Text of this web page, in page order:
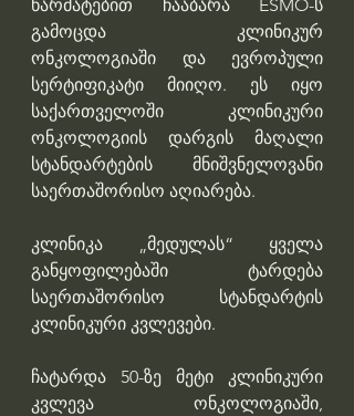
წარმატებით ჩააბარა ESMO-ს
გამოცდა კლინიკურ
ონკოლოგიაში და ევროპული
სერტიფიკატი მიიღო. ეს იყო
საქართველოში კლინიკური
ონკოლოგიის დარგის მაღალი
სტანდარტების მნიშვნელოვანი
საერთაშორისო აღიარება.
კლინიკა „მედულას“ ყველა
განყოფილებაში ტარდება
საერთაშორისო სტანდარტის
კლინიკური კვლევები.
ჩატარდა 50-ზე მეტი კლინიკური
კვლევა ონკოლოგიაში,